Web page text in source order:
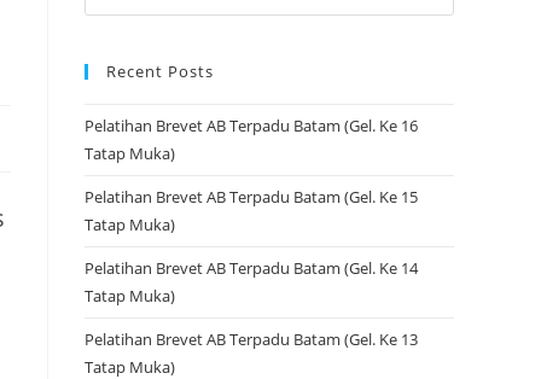
Recent Posts
Pelatihan Brevet AB Terpadu Batam (Gel. Ke 16
Tatap Muka)
Pelatihan Brevet AB Terpadu Batam (Gel. Ke 15
Tatap Muka)
Pelatihan Brevet AB Terpadu Batam (Gel. Ke 14
Tatap Muka)
Pelatihan Brevet AB Terpadu Batam (Gel. Ke 13
Tatap Muka)